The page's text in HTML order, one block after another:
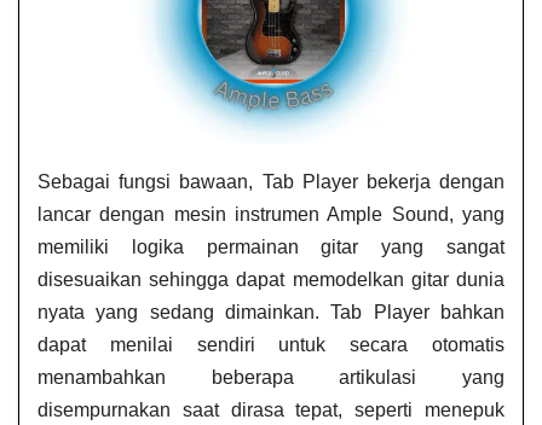
Sebagai fungsi bawaan, Tab Player bekerja dengan
lancar dengan mesin instrumen Ample Sound, yang
memiliki logika permainan gitar yang sangat
disesuaikan sehingga dapat memodelkan gitar dunia
nyata yang sedang dimainkan. Tab Player bahkan
dapat menilai sendiri untuk secara otomatis
menambahkan beberapa artikulasi yang
disempurnakan saat dirasa tepat, seperti menepuk